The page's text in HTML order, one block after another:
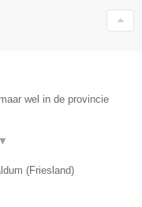
wel in de provincie
▼
(Friesland)